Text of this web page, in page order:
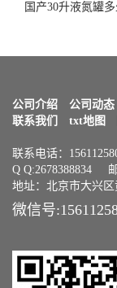
国产30升液氮罐
公司介绍 公司动态
联系我们
txt地图
联系电话：
Q Q:2678388834 邮
地址：北京市大兴
微信号